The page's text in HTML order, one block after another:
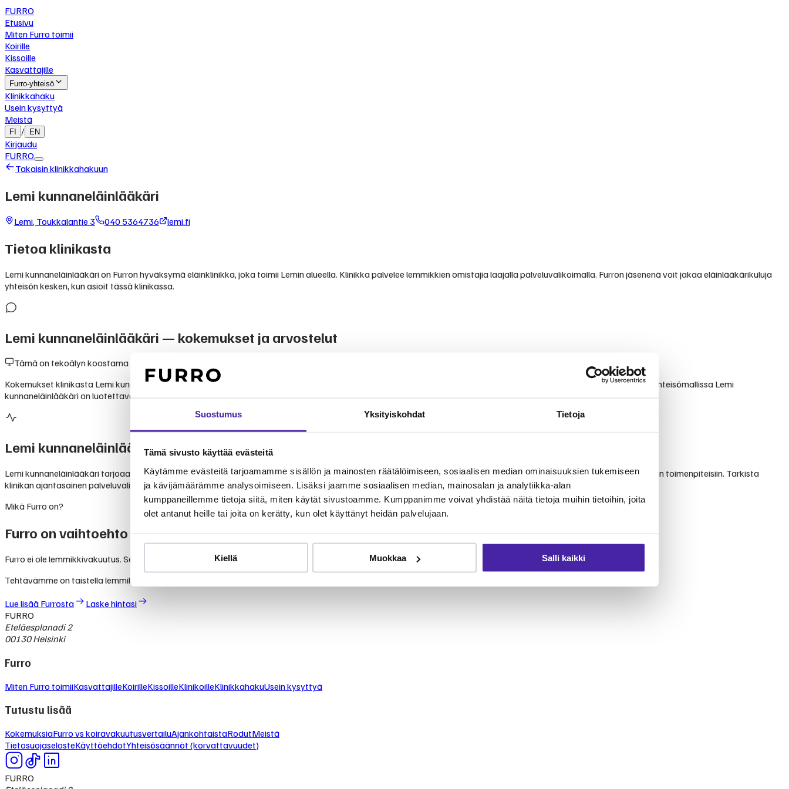
Suostumus Yksityiskohdat Tietoja
Tämä sivusto käyttää evästeitä
Käytämme evästeitä tarjoamamme sisällön ja mainosten räätälöimiseen, sosiaalisen median ominaisuuksien tukemiseen
ja kävijämäärämme analysoimiseen. Lisäksi jaamme sosiaalisen median, mainosalan ja analytiikka-alan
kumppaneillemme tietoja siitä, miten käytät sivustoamme. Kumppanimme voivat yhdistää näitä tietoja muihin tietoihin, joita
olet antanut heille tai joita on kerätty, kun olet käyttänyt heidän palvelujaan.
Kiellä Muokkaa Salli kaikki
FURRO
Etusivu
Miten Furro toimii
Koirille
Kissoille
Kasvattajille
Furro-yhteisö
Klinikkahaku
Usein kysyttyä
Meistä
FI / EN
Kirjaudu
FURRO
Takaisin klinikkahakuun
Lemi kunnaneläinlääkäri
Lemi, Toukkalantie 3 040 5364736 lemi.fi
Tietoa klinikasta
Lemi kunnaneläinlääkäri on Furron hyväksymä eläinklinikka, joka toimii Lemin alueella. Klinikka palvelee lemmikkien omistajia laajalla palveluvalikoimalla. Furron jäsenenä voit jakaa eläinlääkärikuluja
yhteisön kesken, kun asioit tässä klinikassa.
Lemi kunnaneläinlääkäri — kokemukset ja arvostelut
Tämä on tekoälyn koostama yhteenveto julkisesti saatavilla olevista kokemuksista ja arvioista.
Kokemukset klinikasta Lemi kunnaneläinlääkäri perustuvat lemmikinomistajien kertomuksiin. Klinikka tunnetaan ammattitaitoisesta ja välittävästä palvelusta. Furron yhteisömallissa Lemi
kunnaneläinlääkäri on luotettava valinta lemmikkisi hoitoon.
Lemi kunnaneläinlääkäripalvelut
Lemi kunnaneläinlääkäri tarjoaa monipuolisia eläinlääkäripalveluita lemmikkien terveydenhoitoon. Palvelut kattavat yleiseläinlääkinnän perustutkimuksista erikoisempiin toimenpiteisiin. Tarkista
klinikan ajantasainen palveluvalikoima suoraan klinikalta. Furron jäsenenä voit jakaa eläinlääkärikuluja yhteisön kesken.
Mikä Furro on?
Furro on vaihtoehto lemmikkivakuutukselle
Furro ei ole lemmikkivakuutus. Se on nykyaikainen vaihtoehto, jolla turvaat koirasi tai kissasi keskimäärin puolet edullisemmin.
Tehtävämme on taistella lemmikkialan kasvavia kustannuksia vastaan.
Lue lisää Furrosta
Laske hintasi
FURRO
Eteläesplanadi 2
00130 Helsinki
Furro
Miten Furro toimiiKasvattajilleKoirilleKissoilleKlinikoilleKlinikkahakuUsein kysyttyä
Tutustu lisää
KokemuksiaFurro vs koiravakuutusvertailuAjankohtaistaRodutMeistä
TietosuojaselosteKäyttöehdotYhteisösäännöt (korvattavuudet)
FURRO